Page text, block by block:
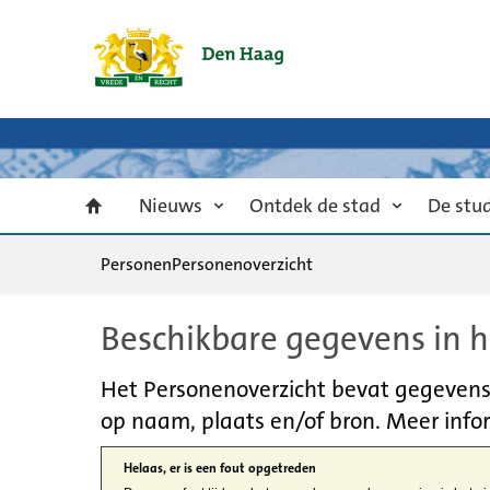
Nieuws Ontdek de stad De
PersonenPersonenoverzicht
Beschikbare gegevens in
Het Personenoverzicht bevat
op naam, plaats en/of bron. Meer
Helaas, er is een fout opgetreden